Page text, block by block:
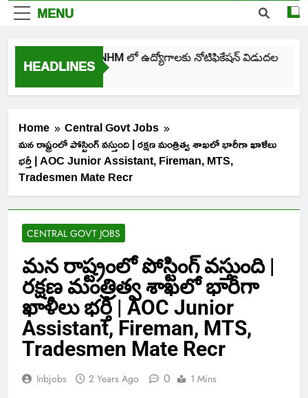
MENU
HEADLINES
తెలంగాణ NHM లో ఉద్యోగాలకు నోటిఫికేషన్ విడుదల
Home
Central Govt Jobs
మన రాష్ట్రంలో పోస్టింగ్ వస్తుంది | రక్షణ మంత్రిత్వ శాఖలో భారీగా ఖాళీలు
భర్తీ | AOC Junior Assistant, Fireman, MTS,
Tradesmen Mate Recr
CENTRAL GOVT JOBS
మన రాష్ట్రంలో పోస్టింగ్ వస్తుంది |
రక్షణ మంత్రిత్వ శాఖలో భారీగా
ఖాళీలు భర్తీ | AOC Junior
Assistant, Fireman, MTS,
Tradesmen Mate Recr
Inbjobs 2 Years Ago 0 1 Mins